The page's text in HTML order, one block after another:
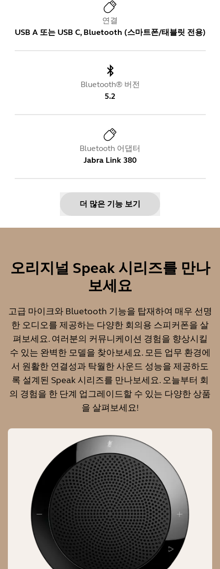
연결
USB A 또는 USB C, Bluetooth (스마트폰/태블릿 전용)
Bluetooth® 버전
5.2
Bluetooth 어댑터
Jabra Link 380
무선 범위
30m/98ft
마이크
디지털 MEMS
풀 듀플렉스 오디오
더 많은 기능 보기
오리지널 Speak 시리즈를 만나
보세요
고급 마이크와 Bluetooth 기능을 탑재하여 매우 선명
한 오디오를 제공하는 다양한 회의용 스피커폰을 살
펴보세요. 여러분의 커뮤니케이션 경험을 향상시킬
수 있는 완벽한 모델을 찾아보세요. 모든 업무 환경에
서 원활한 연결성과 탁월한 사운드 성능을 제공하도
록 설계된 Speak 시리즈를 만나보세요. 오늘부터 회
의 경험을 한 단계 업그레이드할 수 있는 다양한 상품
을 살펴보세요!